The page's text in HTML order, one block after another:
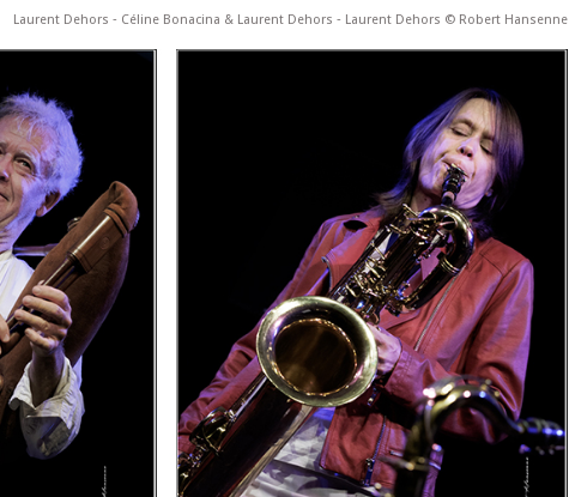
Laurent Dehors ‐ Céline Bonacina & Laurent Dehors ‐ Laurent Dehors © Robert Hansenne